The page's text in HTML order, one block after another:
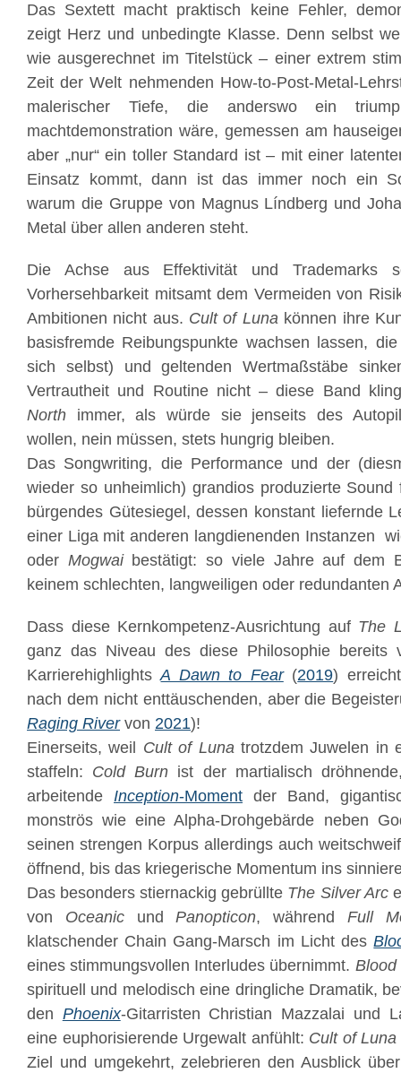
Das Sextett macht praktisch keine Fehler,
zeigt Herz und unbedingte Klasse. Denn selbst
wie ausgerechnet im Titelstück – einer extrem
Zeit der Welt nehmenden How-to-Post-Metal-
malerischer Tiefe, die anderswo ein
machtdemonstration wäre, gemessen am
aber „nur“ ein toller Standard ist – mit einer
Einsatz kommt, dann ist das immer noch ein
warum die Gruppe von Magnus Líndberg und
Metal über allen anderen steht.
Die Achse aus Effektivität und Trademarks
Vorhersehbarkeit mitsamt dem Vermeiden von
Ambitionen nicht aus. Cult of Lunakönnen ihre
basisfremde Reibungspunkte wachsen lassen,
sich selbst) und geltenden Wertmaßstäbe
Vertrautheit und Routine nicht – diese Band
North immer, als würde sie jenseits des
wollen, nein müssen, stets hungrig bleiben.
Das Songwriting, die Performance und der
wieder so unheimlich) grandios produzierte
bürgendes Gütesiegel, dessen konstant liefernde
einer Liga mit anderen langdienenden Instanzen
oder Mogwaibestätigt: so viele Jahre auf dem
keinem schlechten, langweiligen oder redundanten
Dass diese Kernkompetenz-Ausrichtung auf The
ganz das Niveau des diese Philosophie bereits
KarrierehighlightsA Dawn to Fear(2019)
nach dem nicht enttäuschenden, aber die
Raging Rivervon 2021)!
Einerseits, weil Cult of Lunatrotzdem Juwelen in
staffeln: Cold Burn ist der martialisch
arbeitende Inception-Moment der Band,
monströs wie eine Alpha-Drohgebärde neben
seinen strengen Korpus allerdings auch
öffnend, bis das kriegerische Momentum ins
Das besonders stiernackig gebrüllte The Silver Arc
von OceanicundPanopticon, während Full
klatschender Chain Gang-Marsch im Licht des
eines stimmungsvollen Interludes übernimmt. Blood
spirituell und melodisch eine dringliche Dramatik,
den Phoenix-Gitarristen Christian Mazzalai und
eine euphorisierende Urgewalt anfühlt: Cult of Luna
Ziel und umgekehrt, zelebrieren den Ausblick